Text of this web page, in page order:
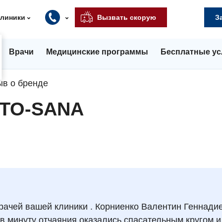
Вызвать скорую
Врачи Медицинские программы Бесплатные
о бренде
SANA
вашей клиники . Корниенко Валентин
отчаяния оказались спасательным кругом и